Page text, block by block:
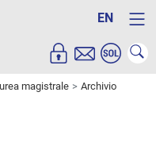
EN
magistrale
Archivio